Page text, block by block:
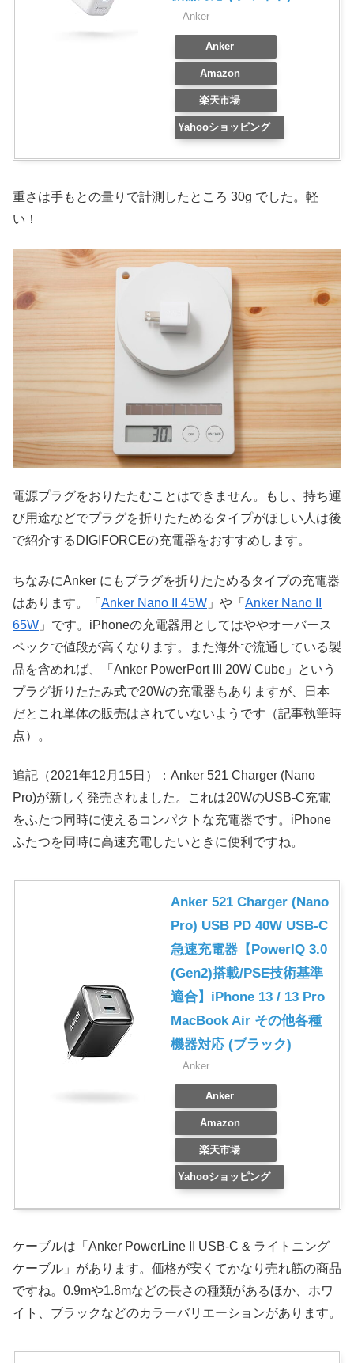
Anker
Anker
Amazon
楽天市場
Yahooショッピング
重さは手もとの量りで計測したところ 30g でした。軽
い！
電源プラグをおりたたむことはできません。もし、持ち運
び用途などでプラグを折りたためるタイプがほしい人は後
で紹介するDIGIFORCEの充電器をおすすめします。
ちなみにAnker にもプラグを折りたためるタイプの充電器
はあります。「 Anker Nano II 45W 」や「 Anker Nano II
65W 」です。iPhoneの充電器用としてはややオーバース
ペックで値段が高くなります。また海外で流通している製
品を含めれば、「Anker PowerPort III 20W Cube」という
プラグ折りたたみ式で20Wの充電器もありますが、日本
だとこれ単体の販売はされていないようです（記事執筆時
点）。
追記（2021年12月15日）：Anker 521 Charger (Nano
Pro)が新しく発売されました。これは20WのUSB-C充電
をふたつ同時に使えるコンパクトな充電器です。iPhone
ふたつを同時に高速充電したいときに便利ですね。
Anker 521 Charger (Nano
Pro) USB PD 40W USB-C
急速充電器【PowerIQ 3.0
(Gen2)搭載/PSE技術基準
適合】iPhone 13 / 13 Pro
MacBook Air その他各種
機器対応 (ブラック)
Anker
Anker
Amazon
楽天市場
Yahooショッピング
ケーブルは「Anker PowerLine II USB-C & ライトニング
ケーブル」があります。価格が安くてかなり売れ筋の商品
ですね。0.9mや1.8mなどの長さの種類があるほか、ホワ
イト、ブラックなどのカラーバリエーションがあります。